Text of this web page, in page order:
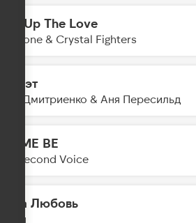
Turn Up The Love
Claptone & Crystal Fighters
Силуэт
Ваня Дмитриенко & Аня Пересильд
LET ME BE
The Second Voice
Наша Любовь
Лилая